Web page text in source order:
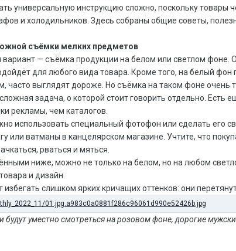
универсальную инструкцию сложно, поскольку товары
и холодильников. Здесь собраны общие советы,
съёмки мелких предметов
— съёмка продукции на белом или светлом фоне.
для любого вида товара. Кроме того, на белый фон
часто выглядят дороже. Но съёмка на таком фоне очень
задача, о которой стоит говорить отдельно.
рекламы, чем каталогов.
использовать специальный фотофон или сделать его
или ватманы в канцелярском магазине. Учтите, что
рваться и мяться.
ниже, можно не только на белом, но на любом
и дизайн.
слишком ярких кричащих оттенков: они
будут уместно смотреться на розовом фоне, дорогие